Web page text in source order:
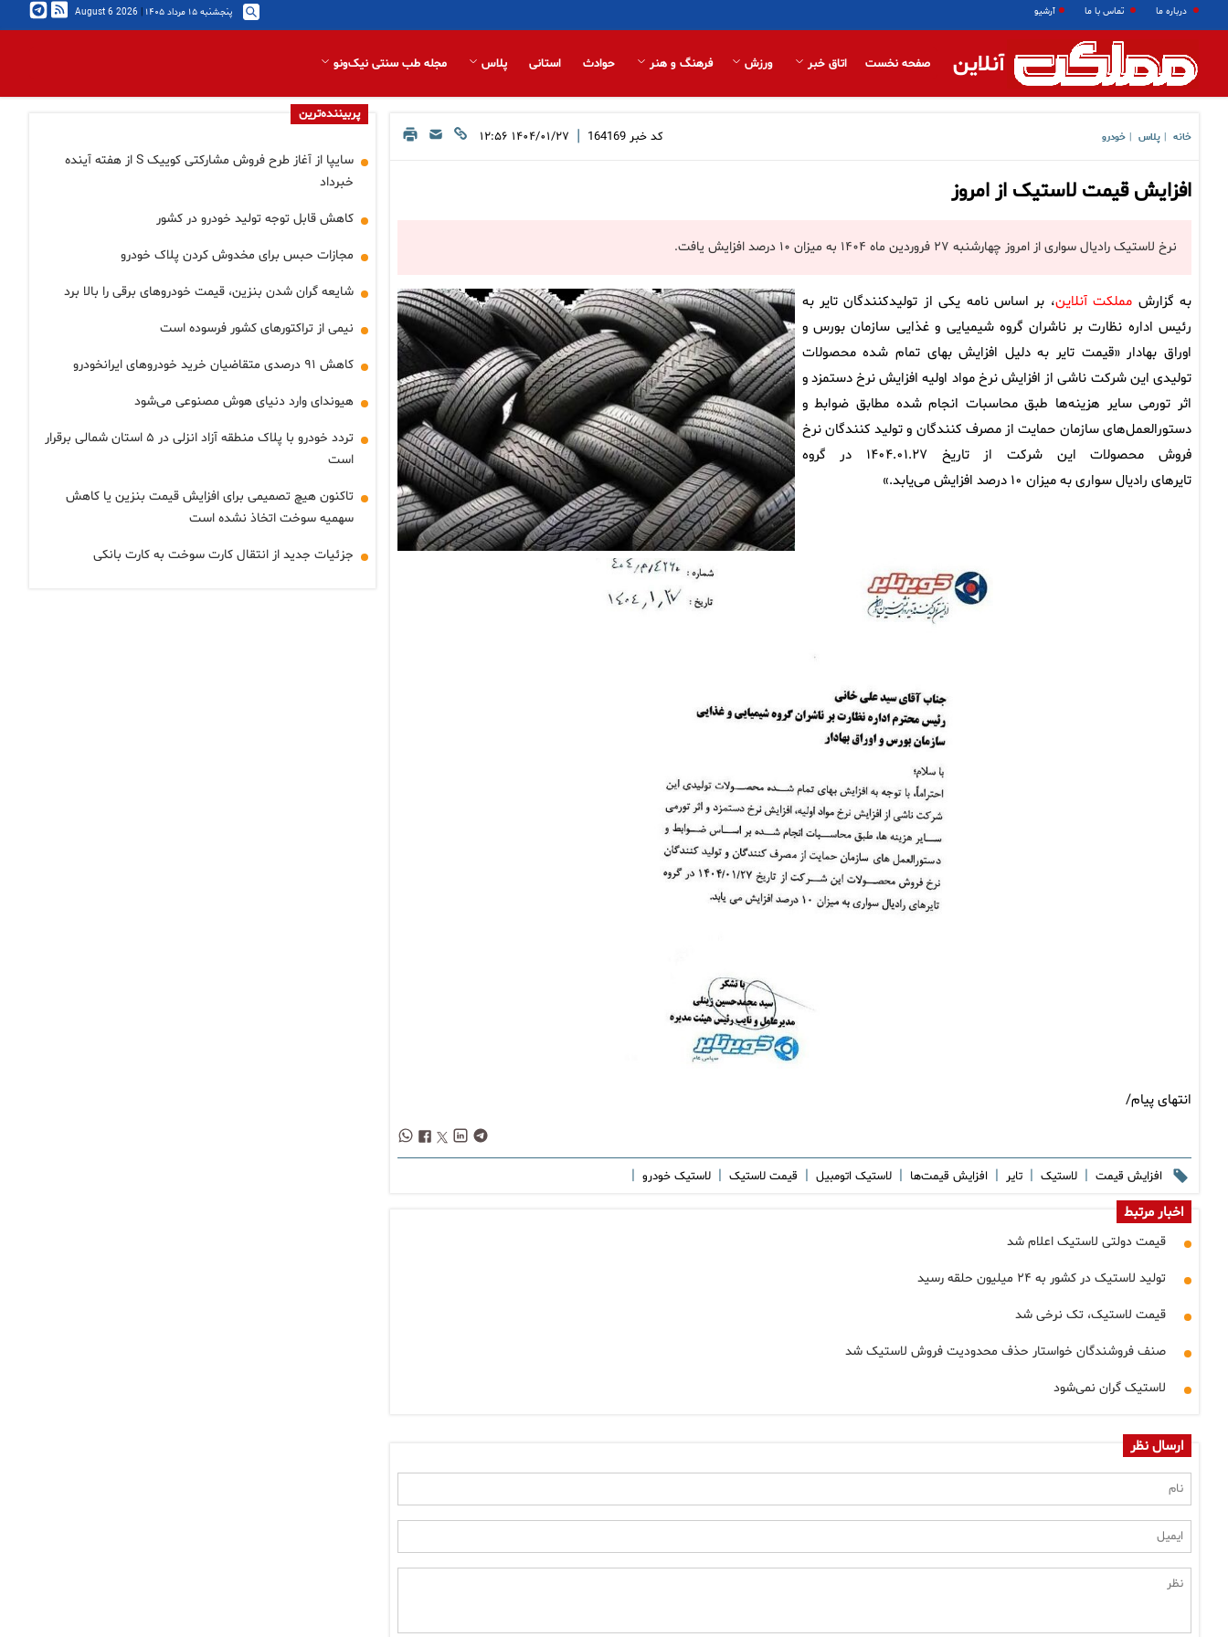
درباره ما تماس با ما آرشیو پنجشنبه ۱۵ مرداد ۱۴۰۵ |
2026 August 6
آنلاین صفحه نخست اتاق خبر ورزش فرهنگ و هنر حوادث استانی پلاس مجله طب سنتی نیک‌ونو
خانه پلاس خودرو کد خبر 164169
| ۱۴۰۴/۰۱/۲۷ ۱۲:۵۶
افزایش قیمت لاستیک از امروز
نرخ لاستیک رادیال سواری از امروز چهارشنبه ۲۷ فروردین ماه ۱۴۰۴ به میزان ۱۰ درصد افزایش یافت.
به گزارش مملکت آنلاین، بر اساس نامه یکی از تولیدکنندگان تایر به
رئیس اداره نظارت بر ناشران گروه شیمیایی و غذایی سازمان بورس و
اوراق بهادار «قیمت تایر به دلیل افزایش بهای تمام شده محصولات
تولیدی این شرکت ناشی از افزایش نرخ مواد اولیه افزایش نرخ دستمزد و
اثر تورمی سایر هزینه‌ها طبق محاسبات انجام شده مطابق ضوابط و
دستورالعمل‌های سازمان حمایت از مصرف کنندگان و تولید کنندگان نرخ
فروش محصولات این شرکت از تاریخ ۱۴۰۴.۰۱.۲۷ در گروه
تایرهای رادیال سواری به میزان ۱۰ درصد افزایش می‌یابد.»
انتهای پیام/
افزایش قیمت | لاستیک | تایر | افزایش قیمت‌ها | لاستیک اتومبیل | قیمت لاستیک | لاستیک خودرو |
اخبار مرتبط
قیمت دولتی لاستیک اعلام شد
تولید لاستیک در کشور به ۲۴ میلیون حلقه رسید
قیمت لاستیک، تک نرخی شد
صنف فروشندگان خواستار حذف محدودیت فروش لاستیک شد
لاستیک گران نمی‌شود
ارسال نظر
پربیننده‌ترین
سایپا از آغاز طرح فروش مشارکتی کوییک S از هفته آینده
خبرداد
کاهش قابل توجه تولید خودرو در کشور
مجازات حبس برای مخدوش کردن پلاک خودرو
شایعه گران شدن بنزین، قیمت خودروهای برقی را بالا برد
نیمی از تراکتورهای کشور فرسوده است
کاهش ۹۱ درصدی متقاضیان خرید خودروهای ایرانخودرو
هیوندای وارد دنیای هوش مصنوعی می‌شود
تردد خودرو با پلاک منطقه آزاد انزلی در ۵ استان شمالی برقرار
است
تاکنون هیچ تصمیمی برای افزایش قیمت بنزین یا کاهش
سهمیه سوخت اتخاذ نشده است
جزئیات جدید از انتقال کارت سوخت به کارت بانکی